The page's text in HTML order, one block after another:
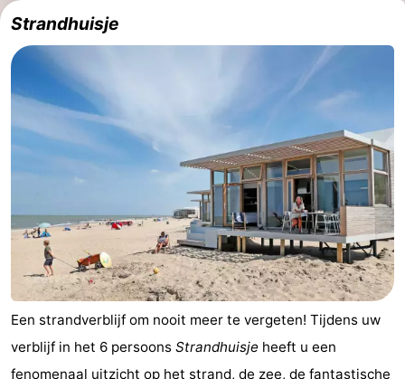
Strandhuisje
Een strandverblijf om nooit meer te vergeten! Tijdens uw
verblijf in het 6 persoons Strandhuisje heeft u een
fenomenaal uitzicht op het strand, de zee, de fantastische